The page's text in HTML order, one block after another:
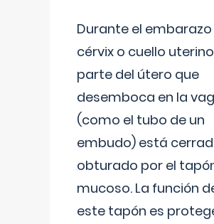
Durante el embarazo
cérvix o cuello
parte del útero que
desemboca en la
(como el tubo de un
embudo) está
obturado por el
mucoso. La función
este tapón es